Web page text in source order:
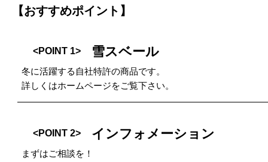
【おすすめポイント】
<POINT 1> 雪スベール
冬に活躍する自社特許の商品です。
詳しくはホームページをご覧下さい。
<POINT 2> インフォメーション
まずはご相談を！